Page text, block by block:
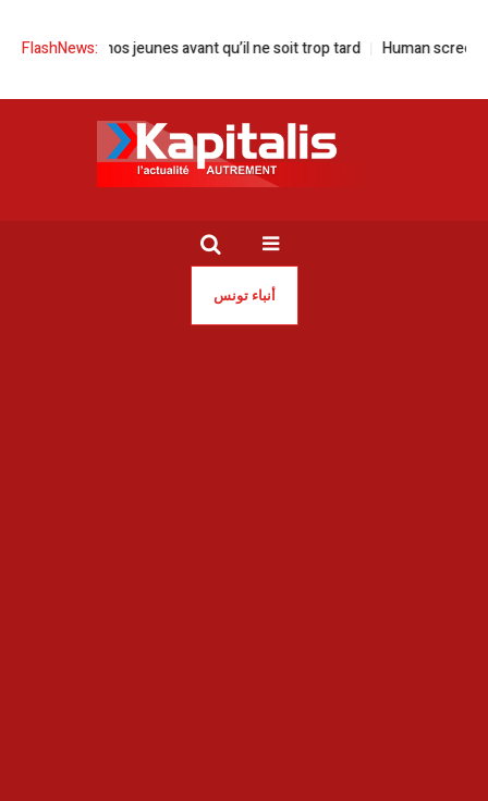
FlashNews:nos jeunes avant qu’il ne soit trop tard Human screen
أنباء تونس